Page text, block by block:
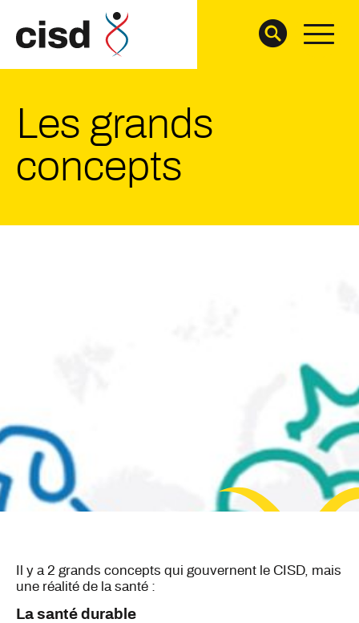
Les grands
concepts
Il y a 2 grands concepts qui gouvernent le CISD, mais
une réalité de la santé :
La santé durable